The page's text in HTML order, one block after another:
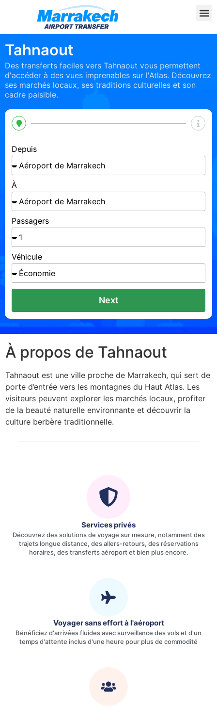
Tahnaout
Des transferts faciles vers Tahnaout vous permettent
d'accéder à des vues imprenables sur l'Atlas. Découvrez
ses marchés locaux, ses traditions culturelles et son
cadre paisible.
Depuis
À
Passagers
Véhicule
Next
À propos de Tahnaout
Tahnaout est une ville proche de Marrakech, qui sert de
porte d’entrée vers les montagnes du Haut Atlas. Les
visiteurs peuvent explorer les marchés locaux, profiter
de la beauté naturelle environnante et découvrir la
culture berbère traditionnelle.
Services privés
Découvrez des solutions de voyage sur mesure, notamment des
trajets longue distance, des allers-retours, des réservations
horaires, des transferts aéroport et bien plus encore.
Voyager sans effort à l'aéroport
Bénéficiez d'arrivées fluides avec surveillance des vols et d'un
temps d'attente inclus d'une heure pour plus de commodité